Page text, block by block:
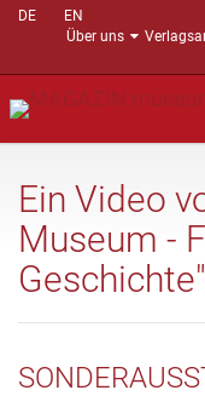
DE
EN
Über uns
Ein Video
Museum -
Geschichte"